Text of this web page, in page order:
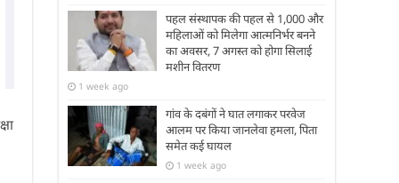
पहल संस्थापक की पहल से 1,000 और
महिलाओं को मिलेगा आत्मनिर्भर बनने
का अवसर, 7 अगस्त को होगा सिलाई
मशीन वितरण
1 week ago
गांव के दबंगों ने घात लगाकर परवेज
आलम पर किया जानलेवा हमला, पिता
समेत कई घायल
1 week ago